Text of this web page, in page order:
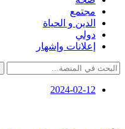
مجتمع
الدين و الحياة
دولي
إعلانات وإشهار
2024-02-12